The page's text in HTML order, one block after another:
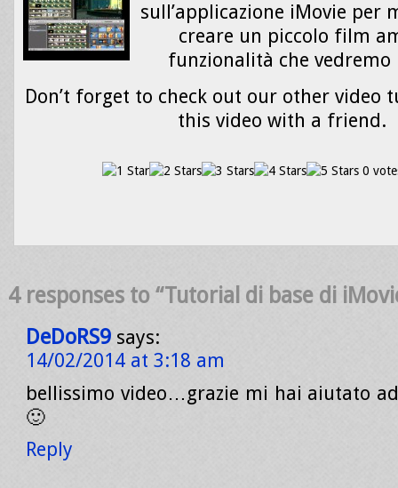
sull’applicazione iMovie per
creare un piccolo film
funzionalità che
Don’t forget to check out our other video
this video with a friend.
0
4 responses to “Tutorial di base di
DeDoRS9 says:
14/02/2014 at 3:18 am
bellissimo video…grazie mi hai aiutato
🙂
Reply